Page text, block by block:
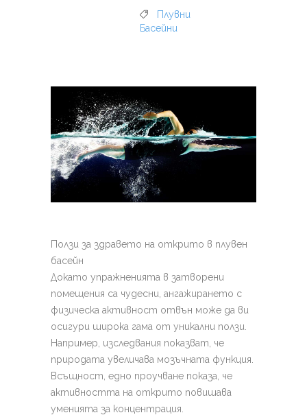
Плувни
Басейни
Ползи за здравето на открито в плувен
басейн
Докато упражненията в затворени
помещения са чудесни, ангажирането с
физическа активност отвън може да ви
осигури широка гама от уникални ползи.
Например, изследвания показват, че
природата увеличава мозъчната функция.
Всъщност, едно проучване показа, че
активността на открито повишава
уменията за концентрация.